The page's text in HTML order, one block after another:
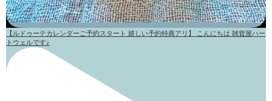
【ルドゥーテカレンダーご予約スタート 嬉しい予約特典アリ】 こんにちは 雑貨屋ハー
トウェルです♪